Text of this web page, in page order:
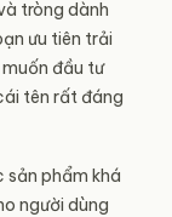
tròng dành
ưu tiên trải
đầu tư
tên rất đáng
sản phẩm khá
người dùng